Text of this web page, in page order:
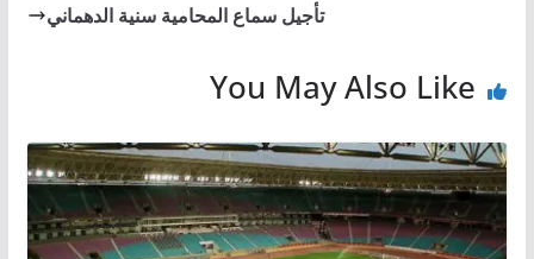
تأجيل سماع المحامية سنية الدهماني
You May Also Like